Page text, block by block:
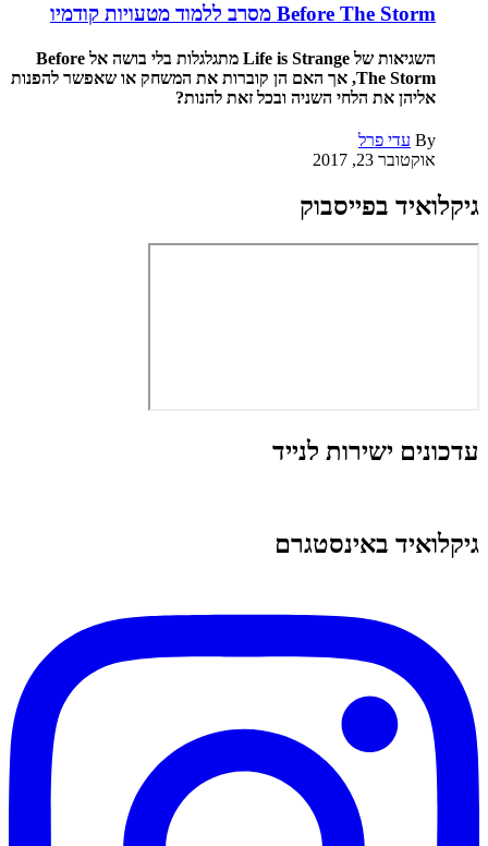
Before The Storm מסרב ללמוד מטעויות קודמיו
השגיאות של Life is Strange מתגלגלות בלי בושה אל Before
The Storm, אך האם הן קוברות את המשחק או שאפשר להפנות
אליהן את הלחי השניה ובכל זאת להנות?
By עדי פרל
אוקטובר 23, 2017
גיקלואיד בפייסבוק
עדכונים ישירות לנייד
גיקלואיד באינסטגרם